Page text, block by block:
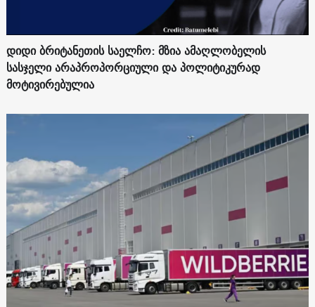
დიდი ბრიტანეთის საელჩო: მზია ამაღლობელის
სასჯელი არაპროპორციული და პოლიტიკურად
მოტივირებულია